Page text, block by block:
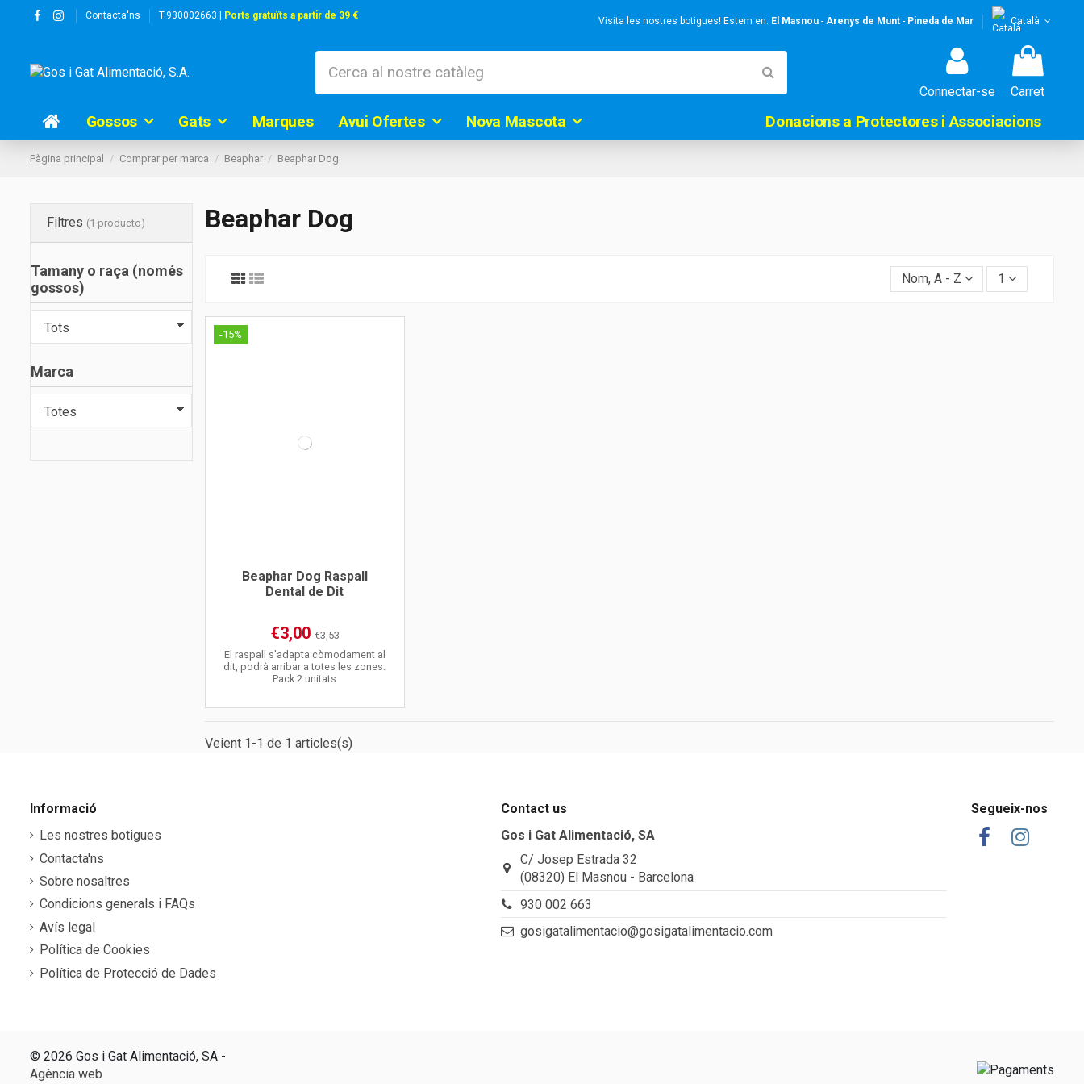
Contacta'ns T.930002663 | Ports gratuïts a partir de 39 €
Visita les nostres botigues! Estem en: El Masnou- Arenys de Munt- Pineda de Mar Català
Connectar-se Carret
Gossos Gats Marques Avui Ofertes Nova Mascota Donacions a Protectores i Associacions
Pàgina principal Comprar per marca Beaphar Beaphar Dog
Beaphar Dog
Nom, A - Z 1
-15%
Beaphar Dog Raspall
Dental de Dit
€3,00€3,53
El raspall s'adapta còmodament al
dit, podrà arribar a totes les zones.
Pack 2 unitats
Veient 1-1 de 1 articles(s)
Filtres (1 producto)
Tamany o raça (només
gossos)
Marca
Informació
Les nostres botigues
Contacta'ns
Sobre nosaltres
Condicions generals i FAQs
Avís legal
Política de Cookies
Política de Protecció de Dades
Contact us
Gos i Gat Alimentació, SA
C/ Josep Estrada 32
(08320) El Masnou - Barcelona
930 002 663
gosigatalimentacio@gosigatalimentacio.com
Segueix-nos
© 2026 Gos i Gat Alimentació, SA -
Agència web